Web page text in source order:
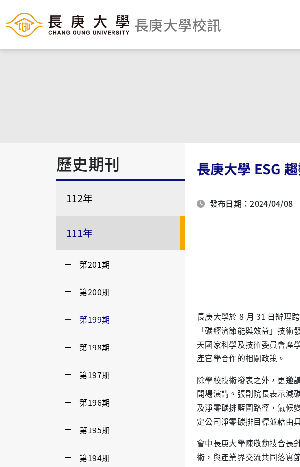
長庚大學校訊
歷史期刊
112年
111年
第201期
第200期
第199期
第198期
第197期
第196期
第195期
第194期
長庚大學 ESG
發布日期：2024/04/08
長庚大學於 8 月 31 日辦理
「碳經濟節能與效益」技
天國家科學及技術委員會產
產官學合作的相關政策。
除學校技術發表之外，更邀
開場演講。張副院長表示減
及淨零碳排藍圖路徑，氣候
定公司淨零碳排目標並藉由
會中長庚大學陳敬勳技合長
術，與產業界交流共同落實